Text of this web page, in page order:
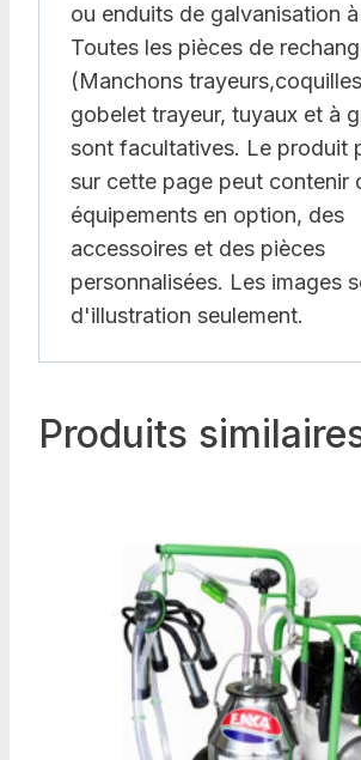
ou enduits de galvanisation
Toutes les pièces de
(Manchons
gobelet trayeur, tuyaux et à
sont facultatives. Le produit
sur cette page peut contenir
équipements en option, des
accessoires et des pièces
personnalisées. Les images
d'illustration seulement.
Produits